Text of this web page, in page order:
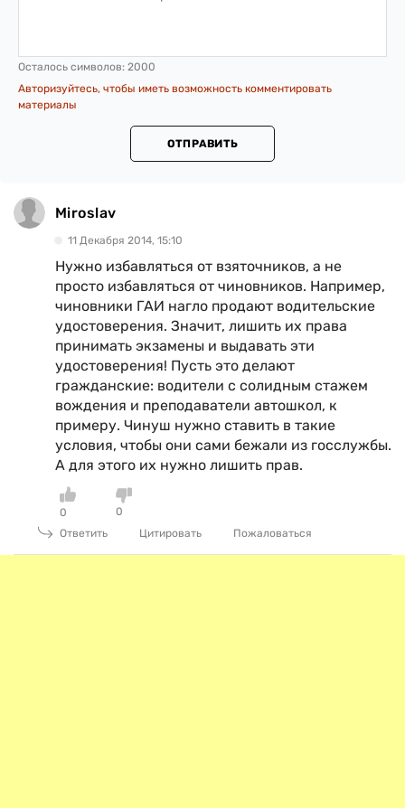
Осталось символов: 2000
Авторизуйтесь, чтобы иметь возможность комментировать
материалы
ОТПРАВИТЬ
Miroslav
11 Декабря 2014, 15:10
Нужно избавляться от взяточников, а не
просто избавляться от чиновников. Например,
чиновники ГАИ нагло продают водительские
удостоверения. Значит, лишить их права
принимать экзамены и выдавать эти
удостоверения! Пусть это делают
гражданские: водители с солидным стажем
вождения и преподаватели автошкол, к
примеру. Чинуш нужно ставить в такие
условия, чтобы они сами бежали из госслужбы.
А для этого их нужно лишить прав.
0
0
Ответить
Цитировать Пожаловаться